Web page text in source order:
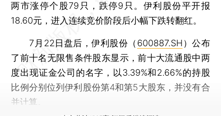
两市涨停个股79只，跌停9只。伊利股份平开报
18.60元，进入连续竞价阶段后小幅下跌转翻红。
7月22日盘后，伊利股份（ 600887.SH ）公布
了前十名无限售条件股东显示，前十大流通股中两
度出现证金公司的名字，以3.39%和2.66%的持股
比例分别位列伊利股份第4和第5大股东，并没有合
并计算。